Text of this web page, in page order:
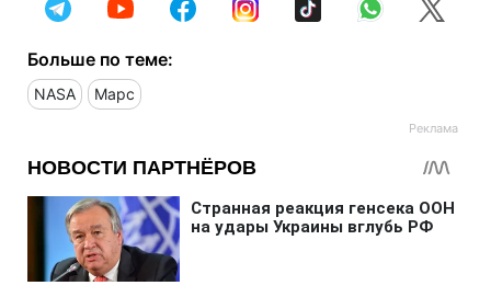
Больше по теме:
NASA Марс